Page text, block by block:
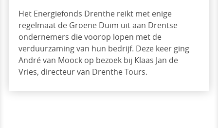
Het Energiefonds Drenthe reikt met enige
regelmaat de Groene Duim uit aan Drentse
ondernemers die voorop lopen met de
verduurzaming van hun bedrijf. Deze keer ging
André van Moock op bezoek bij Klaas Jan de
Vries, directeur van Drenthe Tours.